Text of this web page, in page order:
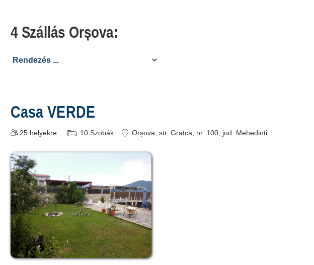
4 Szállás Orșova:
Casa VERDE
25 helyekre 10 Szobák Orșova , str. Gratca, nr. 100 , jud. Mehedinti